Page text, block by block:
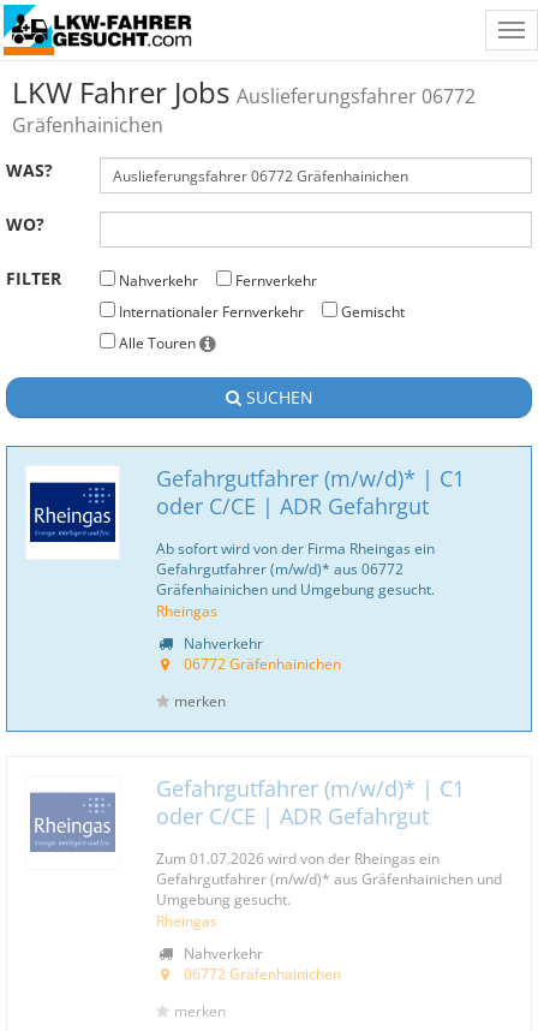
LKW Fahrer Jobs Auslieferungsfahrer 06772
Gräfenhainichen
WAS?
WO?
FILTER Nahverkehr
Fernverkehr
Internationaler Fernverkehr
Gemischt
Alle Touren
SUCHEN
Gefahrgutfahrer (m/w/d)* | C1
oder C/CE | ADR Gefahrgut
Ab sofort wird von der Firma Rheingas ein
Gefahrgutfahrer (m/w/d)* aus 06772
Gräfenhainichen und Umgebung gesucht.
Rheingas
Nahverkehr
06772 Gräfenhainichen
merken
Gefahrgutfahrer (m/w/d)* | C1
oder C/CE | ADR Gefahrgut
Zum 01.07.2026 wird von der Rheingas ein
Gefahrgutfahrer (m/w/d)* aus Gräfenhainichen und
Umgebung gesucht.
Rheingas
Nahverkehr
06772 Gräfenhainichen
merken